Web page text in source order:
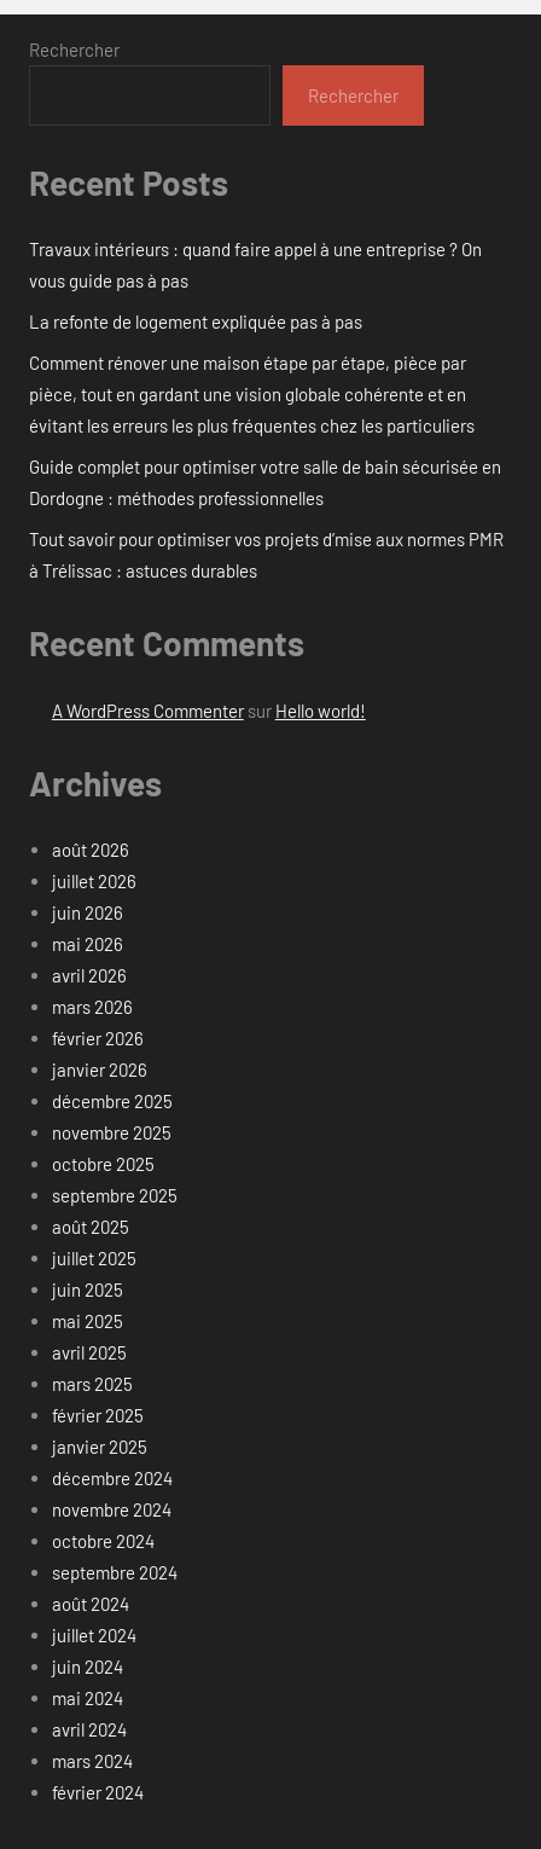
Rechercher
Rechercher
Recent Posts
Travaux intérieurs : quand faire appel à une entreprise ? On
vous guide pas à pas
La refonte de logement expliquée pas à pas
Comment rénover une maison étape par étape, pièce par
pièce, tout en gardant une vision globale cohérente et en
évitant les erreurs les plus fréquentes chez les particuliers
Guide complet pour optimiser votre salle de bain sécurisée en
Dordogne : méthodes professionnelles
Tout savoir pour optimiser vos projets d’mise aux normes PMR
à Trélissac : astuces durables
Recent Comments
A WordPress Commentersur Hello world!
Archives
août 2026
juillet 2026
juin 2026
mai 2026
avril 2026
mars 2026
février 2026
janvier 2026
décembre 2025
novembre 2025
octobre 2025
septembre 2025
août 2025
juillet 2025
juin 2025
mai 2025
avril 2025
mars 2025
février 2025
janvier 2025
décembre 2024
novembre 2024
octobre 2024
septembre 2024
août 2024
juillet 2024
juin 2024
mai 2024
avril 2024
mars 2024
février 2024